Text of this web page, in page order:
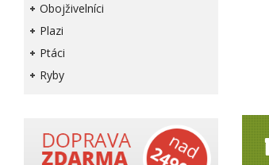
Obojživelníci
Plazi
Ptáci
Ryby